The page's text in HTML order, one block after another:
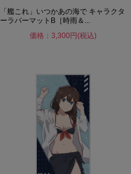
「艦これ」いつかあの海で キャラクタ
ーラバーマットB［時雨＆...
価格：3,300円(税込)